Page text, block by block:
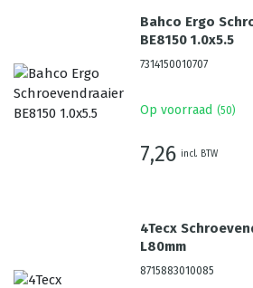
Bahco Ergo
BE8150 1.0x5.5
7314150010707
Op voorraad (50)
7,26 incl. BTW
4Tecx
L80mm
8715883010085